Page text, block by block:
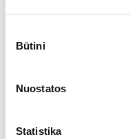
pasirinkimas
Būtini
Nuostatos
Statistika
gerokai daugiau
Neretai pasyvių